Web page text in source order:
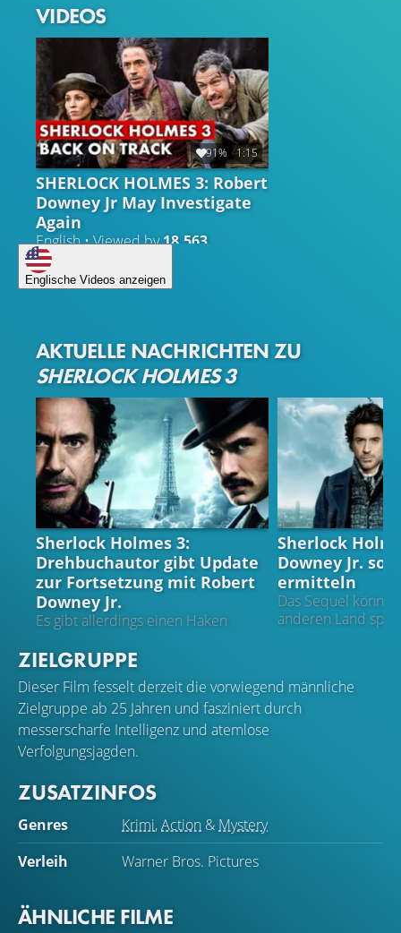
VIDEOS
91% 1:15
SHERLOCK HOLMES 3: Robert
Downey Jr May Investigate
Again
English • Viewed by18.563
Englische Videos anzeigen
AKTUELLE NACHRICHTEN ZU
SHERLOCK HOLMES 3
SHERLOCK HOLMES 3
Sherlock Holmes 3:
Drehbuchautor gibt Update
zur Fortsetzung mit Robert
Downey Jr.
Es gibt allerdings einen Haken
SHERLOCK
Sherlock
Downey Jr.
ermitteln
Das Sequel
anderen Land
ZIELGRUPPE
Dieser Film fesselt derzeit die vorwiegend männliche
Zielgruppe ab 25 Jahren und fasziniert durch
messerscharfe Intelligenz und atemlose
Verfolgungsjagden.
ZUSATZINFOS
Genres Krimi,Action & Mystery
Verleih
Warner Bros. Pictures
ÄHNLICHE FILME